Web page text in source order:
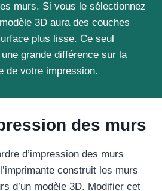
murs. Si vous le sélectionnez
3D aura des couches
plus lisse. Ce seul
grande différence sur la
de votre impression.
des murs
d’impression des murs
construit les murs
d’un modèle 3D. Modifier cet